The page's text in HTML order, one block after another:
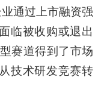
通过上市融资强
临被收购或退出
赛道得到了市场
技术研发竞赛转